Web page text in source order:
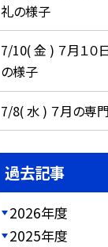
礼の様子
7/10( 金 ) ７月１
の様子
7/8( 水 ) ７月の専
過去記事
2026年度
2025年度